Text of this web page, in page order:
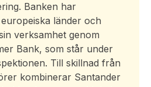
Banken har
länder och
verksamhet genom
Bank, som står under
Till skillnad från
kombinerar Santander